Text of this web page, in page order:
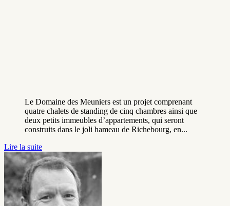
Le Domaine des Meuniers est un projet comprenant
quatre chalets de standing de cinq chambres ainsi que
deux petits immeubles d’appartements, qui seront
construits dans le joli hameau de Richebourg, en...
Lire la suite